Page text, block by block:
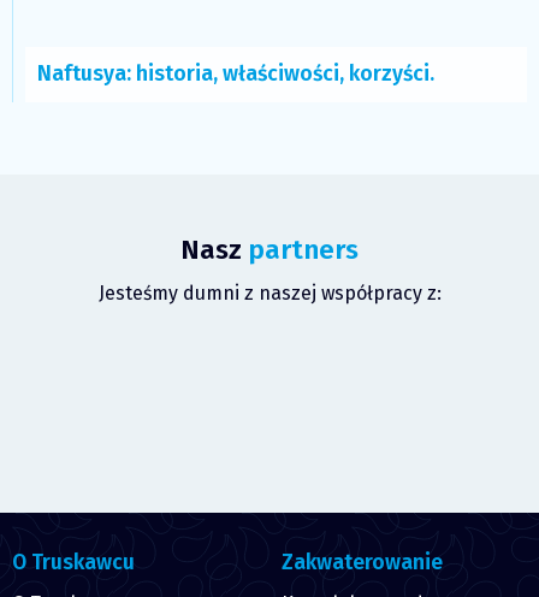
Naftusya: historia, właściwości, korzyści.
Nasz partners
Jesteśmy dumni z naszej współpracy z:
O Truskawcu Zakwaterowanie